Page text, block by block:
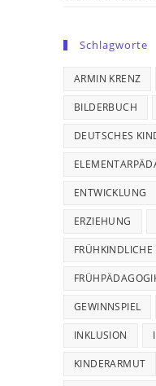
Schlagworte
ARMIN KRENZ
BILDERBUCH
DEUTSCHES
ENTWICKLUNG
ERZIEHUNG
GEWINNSPIEL
INKLUSION
KINDERARMUT